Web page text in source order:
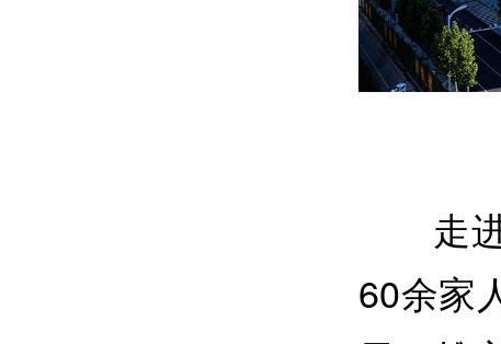
走
60余家